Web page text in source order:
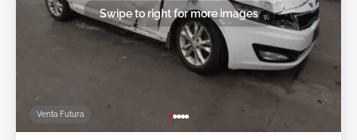
Venta Futura
Swipe to right for more images